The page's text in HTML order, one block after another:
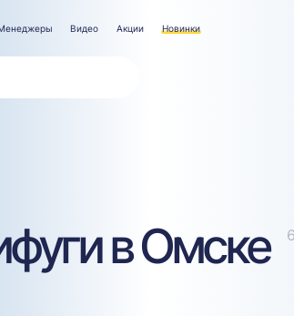
Видео Акции Новинки
в Омске